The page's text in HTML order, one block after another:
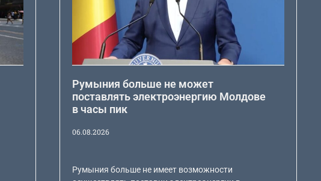
Румыния больше не может
поставлять электроэнергию Молдове
в часы пик
06.08.2026
Румыния больше не имеет возможности